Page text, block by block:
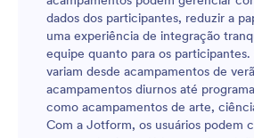
dados dos participantes, reduzir a
uma experiência de integração
equipe quanto para os participantes.
variam desde acampamentos de
acampamentos diurnos até
como acampamentos de arte,
Com a Jotform, os usuários podem